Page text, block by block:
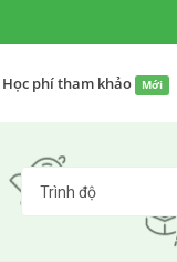
Học phí tham khảo Mới